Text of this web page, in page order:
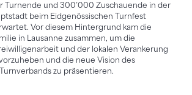
Turnende und 300’000 Zuschauende in der
beim Eidgenössischen Turnfest
Vor diesem Hintergrund kam die
in Lausanne zusammen, um die
und der lokalen Verankerung
und die neue Vision des
zu präsentieren.